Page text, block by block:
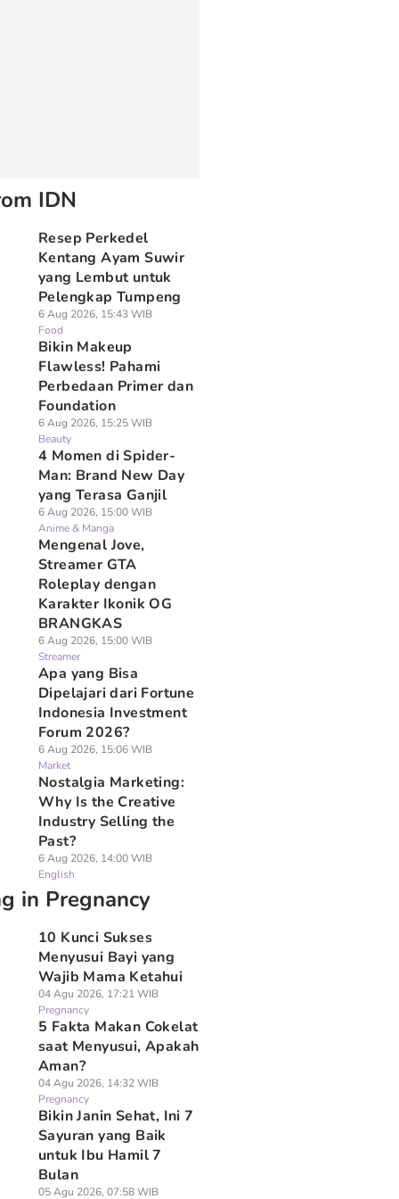
IDN
Resep Perkedel
Kentang Ayam Suwir
yang Lembut untuk
Pelengkap Tumpeng
6 Aug 2026, 15:43 WIB
Food
Bikin Makeup
Flawless! Pahami
Perbedaan Primer dan
Foundation
6 Aug 2026, 15:25 WIB
Beauty
4 Momen di Spider-
Man: Brand New Day
yang Terasa Ganjil
6 Aug 2026, 15:00 WIB
Anime & Manga
Mengenal Jove,
Streamer GTA
Roleplay dengan
Karakter Ikonik OG
BRANGKAS
6 Aug 2026, 15:00 WIB
Streamer
Apa yang Bisa
Dipelajari dari Fortune
Indonesia Investment
Forum 2026?
6 Aug 2026, 15:06 WIB
Market
Nostalgia Marketing:
Why Is the Creative
Industry Selling the
Past?
6 Aug 2026, 14:00 WIB
English
in Pregnancy
10 Kunci Sukses
Menyusui Bayi yang
Wajib Mama Ketahui
04 Agu 2026, 17:21 WIB
Pregnancy
5 Fakta Makan Cokelat
saat Menyusui, Apakah
Aman?
04 Agu 2026, 14:32 WIB
Pregnancy
Bikin Janin Sehat, Ini 7
Sayuran yang Baik
untuk Ibu Hamil 7
Bulan
05 Agu 2026, 07:58 WIB